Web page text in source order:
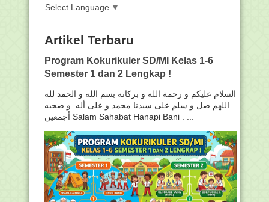
Select Language ▼
Artikel Terbaru
Program Kokurikuler SD/MI Kelas 1-6
Semester 1 dan 2 Lengkap !
السلام عليكم و رحمة الله و بركاته بسم الله و الحمد لله
اللهم صل و سلم على سيدنا محمد و على أله و صحبه
أجمعين Salam Sahabat Hanapi Bani . ...